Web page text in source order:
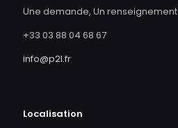
Une demande, Un renseignement
+33 03 88 04 68 67
info@p2l.fr
Localisation